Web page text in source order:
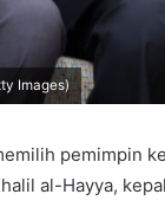
Images)
pemimpin
al-Hayya,